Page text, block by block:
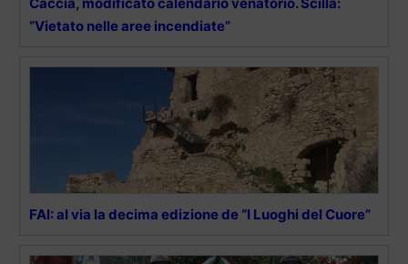
“Vietato nelle aree incendiate”
FAI: al via la decima edizione de “I Luoghi del Cuore”